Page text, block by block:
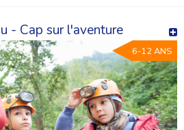
- Cap sur l'aventure
6-12 ANS